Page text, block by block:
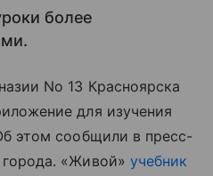
более
No 13 Красноярска
для изучения
этом сообщили в пресс-
«Живой» учебник